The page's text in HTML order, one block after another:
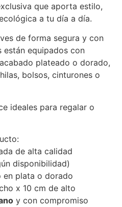
que aporta estilo,
a tu día a día.
de forma segura y con
están equipados con
plateado o dorado,
bolsos, cinturones o
ideales para regalar o
de alta calidad
disponibilidad)
plata o dorado
x 10 cm de alto
y con compromiso